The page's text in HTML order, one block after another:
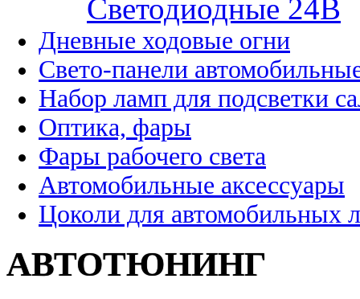
Cветодиодные 24B
Дневные ходовые огни
Свето-панели
Набор ламп для подсветки
Оптика, фары
Фары рабочего света
Автомобильные аксессуары
Цоколи для автомобильных
АВТОТЮНИНГ